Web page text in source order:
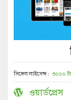
সিঙ্গেল লাইসেন্স : ৩০০০
ওয়ার্ডপ্রেস